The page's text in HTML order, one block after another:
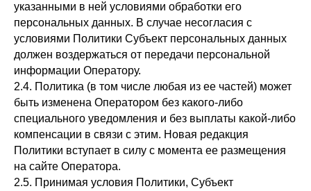
указанными в ней условиями обработки его
персональных данных. В случае несогласия с
условиями Политики Субъект персональных данных
должен воздержаться от передачи персональной
информации Оператору.
2.4. Политика (в том числе любая из ее частей) может
быть изменена Оператором без какого-либо
специального уведомления и без выплаты какой-либо
компенсации в связи с этим. Новая редакция
Политики вступает в силу с момента ее размещения
на сайте Оператора.
2.5. Принимая условия Политики, Субъект